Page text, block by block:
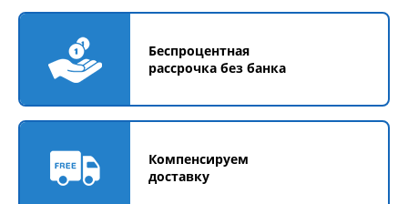
Беспроцентная
рассрочка без банка
Компенсируем
доставку